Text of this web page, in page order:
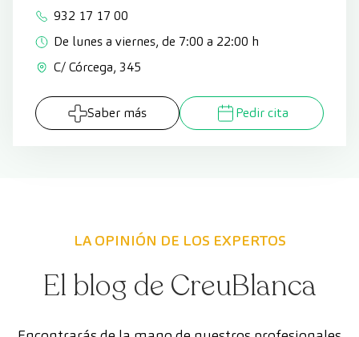
932 17 17 00
De lunes a viernes, de 7:00 a 22:00 h
C/ Córcega, 345
Saber más Pedir cita
LA OPINIÓN DE LOS EXPERTOS
El blog de CreuBlanca